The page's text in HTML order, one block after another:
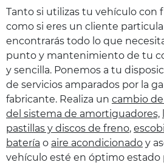
Tanto si utilizas tu vehículo con
como si eres un cliente
encontrarás todo lo que
punto y mantenimiento de tu
y sencilla. Ponemos a tu
de servicios amparados por la
fabricante. Realiza un cambio
del sistema de amortiguadores,
pastillas y discos de freno,
batería o aire acondicionado y
vehículo esté en óptimo estado